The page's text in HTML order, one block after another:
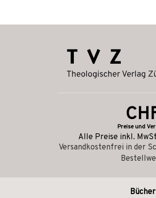
Preise und
Alle Preise inkl.
Versandkostenfrei in der
Bücher